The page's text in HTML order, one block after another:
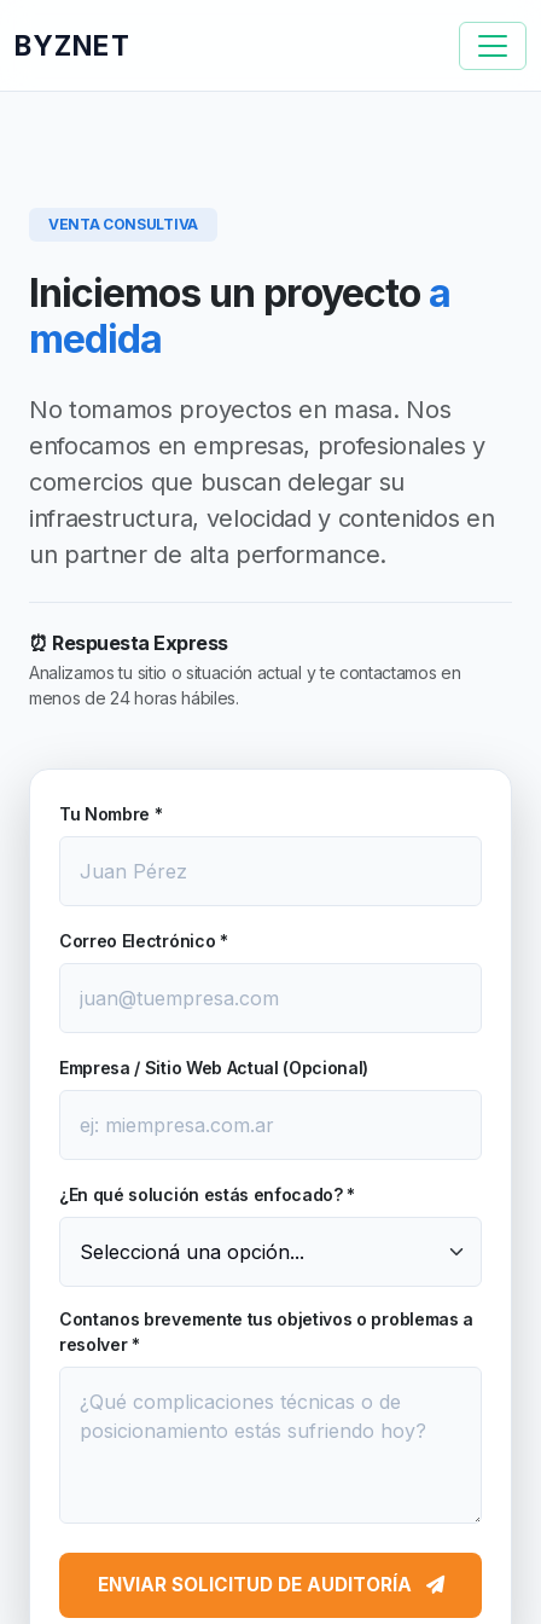
BYZNET
VENTA CONSULTIVA
Iniciemos un proyecto a
medida
No tomamos proyectos en masa. Nos
enfocamos en empresas, profesionales y
comercios que buscan delegar su
infraestructura, velocidad y contenidos en
un partner de alta performance.
⏰ Respuesta Express
Analizamos tu sitio o situación actual y te contactamos en
menos de 24 horas hábiles.
Tu Nombre *
Correo Electrónico *
Empresa / Sitio Web Actual (Opcional)
¿En qué solución estás enfocado? *
Contanos brevemente tus objetivos o problemas a
resolver *
ENVIAR SOLICITUD DE AUDITORÍA